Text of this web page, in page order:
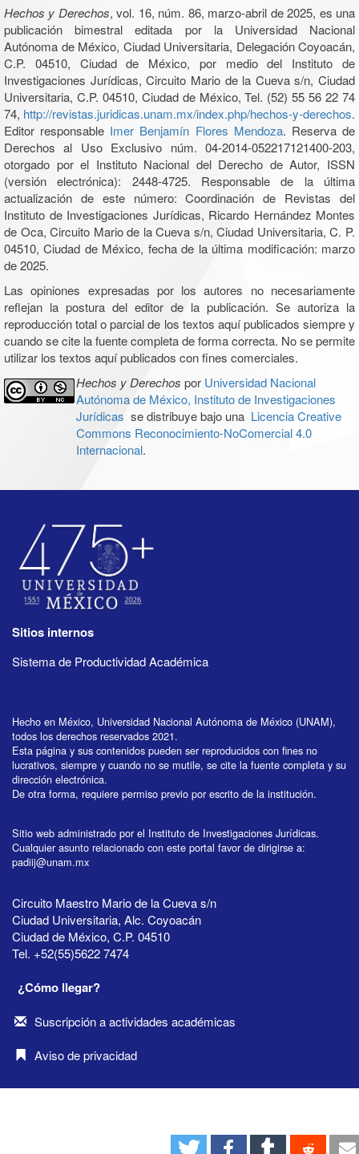
Hechos y Derechos, vol. 16, núm. 86, marzo-abril de 2025, es una
publicación bimestral editada por la Universidad Nacional
Autónoma de México, Ciudad Universitaria, Delegación Coyoacán,
C.P. 04510, Ciudad de México, por medio del Instituto de
Investigaciones Jurídicas, Circuito Mario de la Cueva s/n, Ciudad
Universitaria, C.P. 04510, Ciudad de México, Tel. (52) 55 56 22 74
74, http://revistas.juridicas.unam.mx/index.php/hechos-y-derechos.
Editor responsable Imer Benjamín Flores Mendoza. Reserva de
Derechos al Uso Exclusivo núm. 04-2014-052217121400-203,
otorgado por el Instituto Nacional del Derecho de Autor, ISSN
(versión electrónica): 2448-4725. Responsable de la última
actualización de este número: Coordinación de Revistas del
Instituto de Investigaciones Jurídicas, Ricardo Hernández Montes
de Oca, Circuito Mario de la Cueva s/n, Ciudad Universitaria, C. P.
04510, Ciudad de México, fecha de la última modificación: marzo
de 2025.
Las opiniones expresadas por los autores no necesariamente
reflejan la postura del editor de la publicación. Se autoriza la
reproducción total o parcial de los textos aquí publicados siempre y
cuando se cite la fuente completa de forma correcta. No se permite
utilizar los textos aquí publicados con fines comerciales.
Hechos y Derechos por Universidad Nacional
Autónoma de México, Instituto de Investigaciones
Jurídicas se distribuye bajo una Licencia Creative
Commons Reconocimiento-NoComercial 4.0
Internacional.
Sitios internos
Sistema de Productividad Académica
Hecho en México, Universidad Nacional Autónoma de México (UNAM),
todos los derechos reservados 2021.
Esta página y sus contenidos pueden ser reproducidos con fines no
lucrativos, siempre y cuando no se mutile, se cite la fuente completa y su
dirección electrónica.
De otra forma, requiere permiso previo por escrito de la institución.
Sitio web administrado por el Instituto de Investigaciones Jurídicas.
Cualquier asunto relacionado con este portal favor de dirigirse a:
padiij@unam.mx
Circuito Maestro Mario de la Cueva s/n
Ciudad Universitaria, Alc. Coyoacán
Ciudad de México, C.P. 04510
Tel. +52(55)5622 7474
¿Cómo llegar?
Suscripción a actividades académicas
Aviso de privacidad